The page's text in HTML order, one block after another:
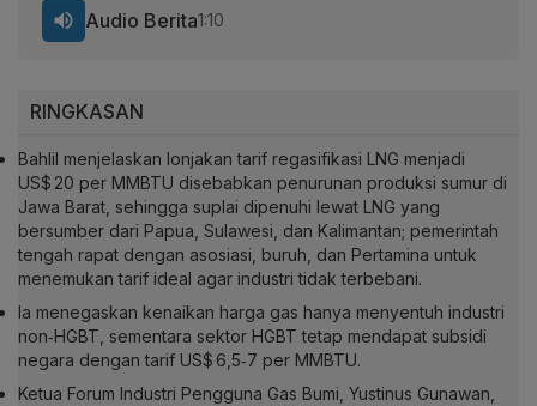
RINGKASAN
Bahlil menjelaskan lonjakan tarif regasifikasi LNG menjadi
US$ 20 per MMBTU disebabkan penurunan produksi sumur di
Jawa Barat, sehingga suplai dipenuhi lewat LNG yang
bersumber dari Papua, Sulawesi, dan Kalimantan; pemerintah
tengah rapat dengan asosiasi, buruh, dan Pertamina untuk
menemukan tarif ideal agar industri tidak terbebani.
Ia menegaskan kenaikan harga gas hanya menyentuh industri
non‑HGBT, sementara sektor HGBT tetap mendapat subsidi
negara dengan tarif US$ 6,5‑7 per MMBTU.
Ketua Forum Industri Pengguna Gas Bumi, Yustinus Gunawan,
Audio Berita1:10